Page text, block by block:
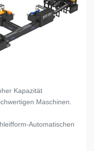
Kapazität
Maschinen.
Automatischen